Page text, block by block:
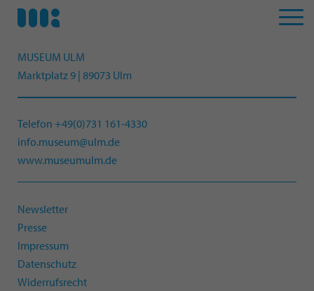
MUSEUM ULM
Marktplatz 9 | 89073 Ulm
Telefon +49(0)731 161-4330
info.museum@ulm.de
www.museumulm.de
Newsletter
Presse
Impressum
Datenschutz
Widerrufsrecht